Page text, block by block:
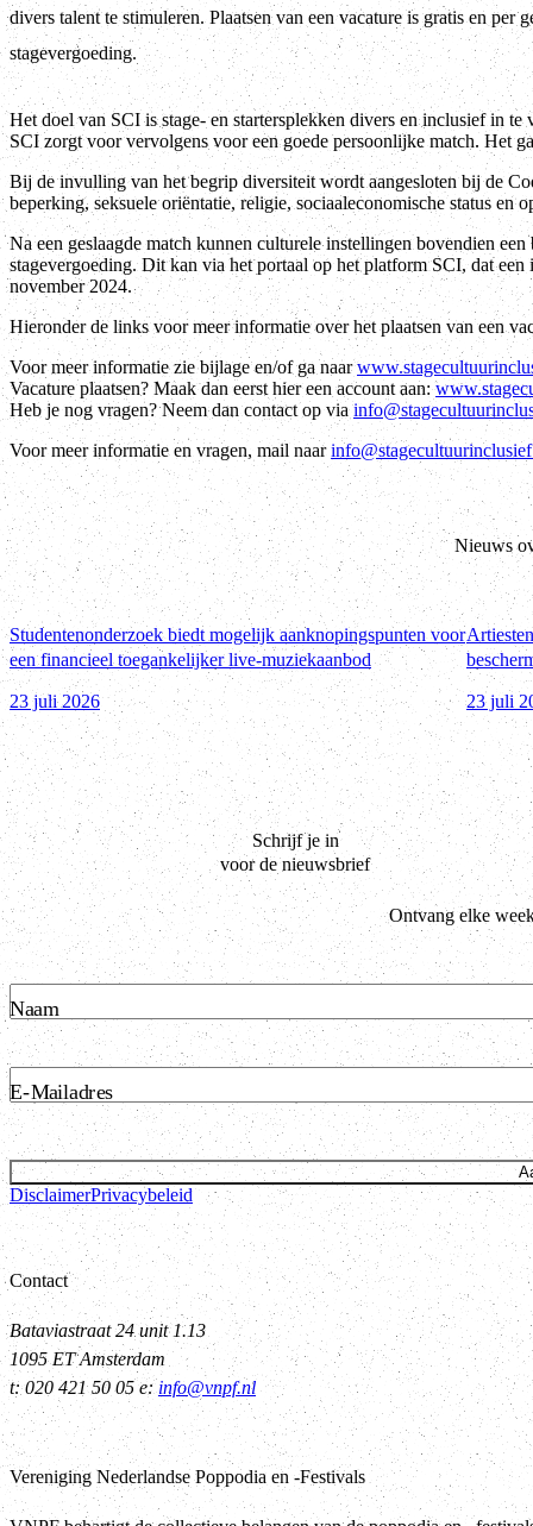
divers talent te stimuleren. Plaatsen van een vacature is gratis en
stagevergoeding.
Het doel van SCI is stage- en startersplekken divers en inclusief in
SCI zorgt voor vervolgens voor een goede persoonlijke match. Het
Bij de invulling van het begrip diversiteit wordt aangesloten bij de
beperking, seksuele oriëntatie, religie, sociaaleconomische status en
Na een geslaagde match kunnen culturele instellingen bovendien
stagevergoeding. Dit kan via het portaal op het platform SCI, dat
november 2024.
Hieronder de links voor meer informatie over het plaatsen van een
Voor meer informatie zie bijlage en/of ga naar
Vacature plaatsen? Maak dan eerst hier een account aan:
Heb je nog vragen? Neem dan contact op via
Voor meer informatie en vragen, mail naar
Nieuws
Studentenonderzoek biedt mogelijk aanknopingspunten voor
een financieel toegankelijker live-muziekaanbod
23 juli 2026 23 juli
Schrijf je in
voor de nieuwsbrief
Ontvang elke
Naam
E-Mailadres
DisclaimerPrivacybeleid
Contact
Bataviastraat 24 unit 1.13
1095 ET Amsterdam
t: 020 421 50 05 e:info@vnpf.nl
Vereniging Nederlandse Poppodia en -Festivals